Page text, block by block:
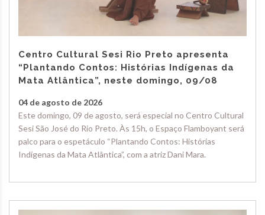
Centro Cultural Sesi Rio Preto apresenta
“Plantando Contos: Histórias Indígenas da
Mata Atlântica”, neste domingo, 09/08
04 de agosto de 2026
Este domingo, 09 de agosto, será especial no Centro Cultural
Sesi São José do Rio Preto. Às 15h, o Espaço Flamboyant será
palco para o espetáculo “Plantando Contos: Histórias
Indígenas da Mata Atlântica”, com a atriz Dani Mara.